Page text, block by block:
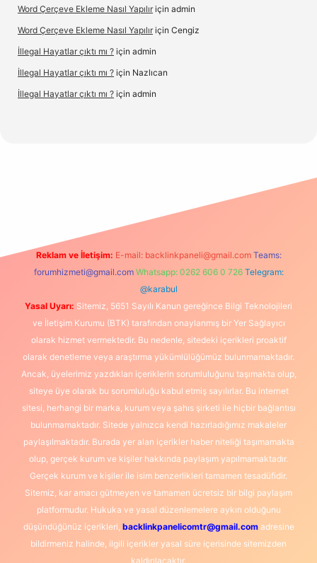
Word Çerçeve Ekleme Nasıl Yapılır için admin
Word Çerçeve Ekleme Nasıl Yapılır için Cengiz
İllegal Hayatlar çıktı mı ? için admin
İllegal Hayatlar çıktı mı ? için Nazlıcan
İllegal Hayatlar çıktı mı ? için admin
Reklam ve İletişim: E-mail: backlinkpaneli@gmail.com Teams:
forumhizmeti@gmail.com Whatsapp: 0262 606 0 726 Telegram:
@karabul
Yasal Uyarı: Sitemiz, 5651 Sayılı Kanun gereğince Bilgi Teknolojileri
ve İletişim Kurumu (BTK) tarafından onaylanmış bir Yer Sağlayıcı
olarak hizmet vermektedir. Bu nedenle, sitedeki içerikleri proaktif
olarak denetleme veya araştırma yükümlülüğümüz bulunmamaktadır.
Ancak, üyelerimiz yazdıkları içeriklerin sorumluluğunu taşımakta olup,
siteye üye olarak bu sorumluluğu kabul etmiş sayılırlar. Bu internet
sitesi, herhangi bir marka, kurum veya şahıs şirketi ile hiçbir bağlantısı
bulunmamaktadır. Sitede yalnızca kendi hazırladığımız makaleler
paylaşılmaktadır. Burada yer alan içerikler haber niteliği taşımamakta
olup, gerçek kurum ve kişiler hakkında paylaşım yapılmamaktadır.
Gerçek kurum ve kişiler ile isim benzerlikleri tamamen tesadüfidir.
Sitemiz, kar amacı gütmeyen ve tamamen ücretsiz bir bilgi paylaşım
platformudur. Hukuka ve yasal düzenlemelere aykırı olduğunu
düşündüğünüz içerikleri, backlinkpanelicomtr@gmail.comadresine
bildirmeniz halinde, ilgili içerikler yasal süre içerisinde sitemizden
kaldırılacaktır.